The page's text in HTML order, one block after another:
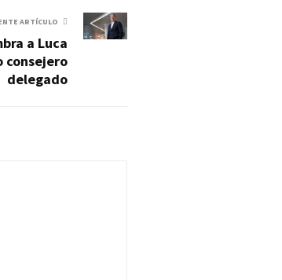
ARTÍCULO
a Luca
consejero
delegado